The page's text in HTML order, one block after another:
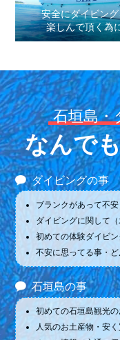
安全にダイビング
楽しんで頂く為
石垣島・
なんで
ダイビングの事
ブランクがあって不
ダイビングに関して
初めての体験ダイビ
不安に思ってる事・
石垣島の事
初めての石垣島観光
人気のお土産物・安